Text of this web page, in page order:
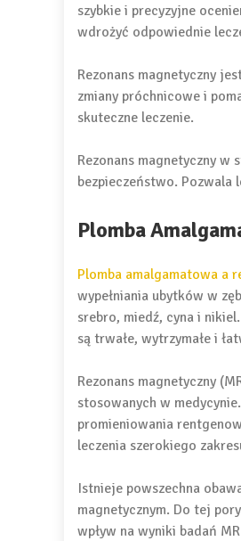
szybkie i precyzyjne
wdrożyć odpowiednie
Rezonans magnetyczny
zmiany próchnicowe i
skuteczne leczenie.
Rezonans magnetyczny
bezpieczeństwo. Pozwala
Plomba
Plomba amalgamatowa a
wypełniania ubytków w
srebro, miedź, cyna i
są trwałe, wytrzymałe i
Rezonans magnetyczny
stosowanych w
promieniowania
leczenia szerokiego
Istnieje powszechna
magnetycznym. Do tej
wpływ na wyniki badań